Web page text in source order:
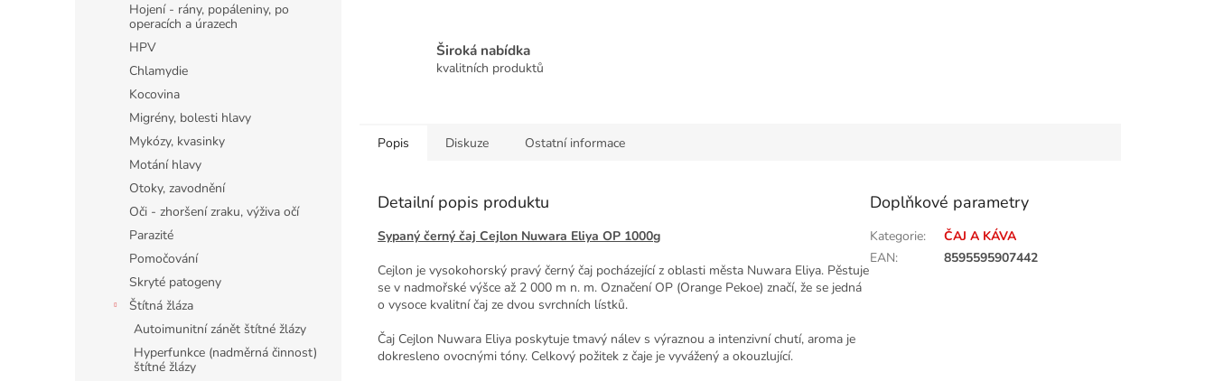
Hojení - rány, popáleniny, po
operacích a úrazech
HPV
Chlamydie
Kocovina
Migrény, bolesti hlavy
Mykózy, kvasinky
Motání hlavy
Otoky, zavodnění
Oči - zhoršení zraku, výživa očí
Parazité
Pomočování
Skryté patogeny
Štítná žláza
Autoimunitní zánět štítné žlázy
Hyperfunkce (nadměrná činnost)
štítné žlázy
Široká nabídka
kvalitních produktů
Popis Diskuze Ostatní informace
Detailní popis produktu
Sypaný černý čaj Cejlon Nuwara Eliya OP 1000g
Cejlon je vysokohorský pravý černý čaj pocházející z oblasti města Nuwara Eliya. Pěstuje
se v nadmořské výšce až 2 000 m n. m. Označení OP (Orange Pekoe) značí, že se jedná
o vysoce kvalitní čaj ze dvou svrchních lístků.
Čaj Cejlon Nuwara Eliya poskytuje tmavý nálev s výraznou a intenzivní chutí, aroma je
dokresleno ovocnými tóny. Celkový požitek z čaje je vyvážený a okouzlující.
Doplňkové parametry
Kategorie:
ČAJ A KÁVA
EAN: 8595595907442